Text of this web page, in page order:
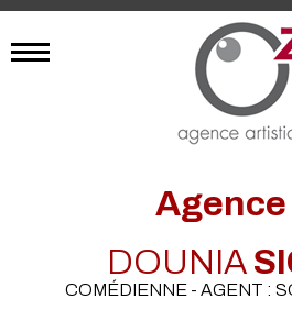
Agence
DOUNIA
COMÉDIENNE - AGENT :